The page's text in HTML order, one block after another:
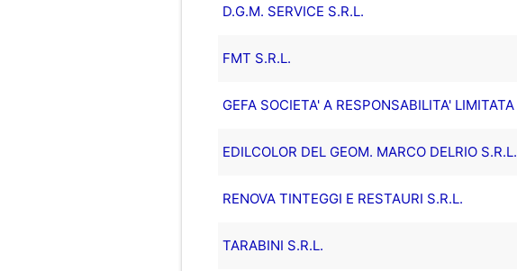
D.G.M. SERVICE S.R.L.
FMT S.R.L.
GEFA SOCIETA' A RESPONSABILITA' LIMITATA
EDILCOLOR DEL GEOM. MARCO DELRIO S.R.L.
RENOVA TINTEGGI E RESTAURI S.R.L.
TARABINI S.R.L.